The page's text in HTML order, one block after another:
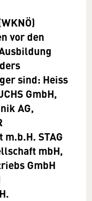
vor den
sind: Heiss
GmbH,
AG,
m.b.H. STAG
mbH,
GmbH